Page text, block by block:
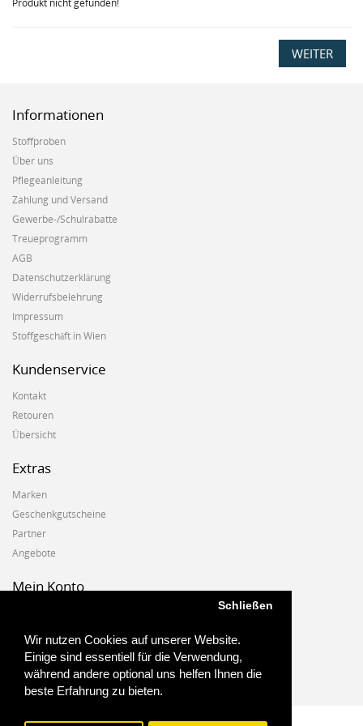
Wir nutzen Cookies auf unserer Website.
Einige sind essentiell für die Verwendung,
während andere optional uns helfen Ihnen die
beste Erfahrung zu bieten.
Schließen
Produkt nicht gefunden!
WEITER
Informationen
Stoffproben
Über uns
Pflegeanleitung
Zahlung und Versand
Gewerbe-/Schulrabatte
Treueprogramm
AGB
Datenschutzerklärung
Widerrufsbelehrung
Impressum
Stoffgeschäft in Wien
Kundenservice
Kontakt
Retouren
Übersicht
Extras
Marken
Geschenkgutscheine
Partner
Angebote
Mein Konto
Auftragshistorie
Wunschzettel
Newsletter